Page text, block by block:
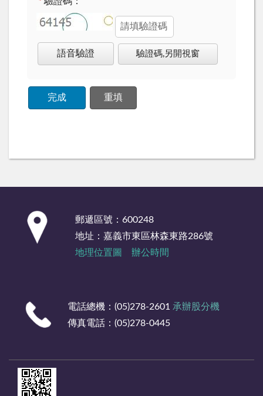
語音驗證 驗證碼,另開視窗
郵遞區號：600248
地址：嘉義市東區林森東路286號
地理位置圖
辦公時間
電話總機：(05)278-2601 承辦股分機
傳真電話：(05)278-0445